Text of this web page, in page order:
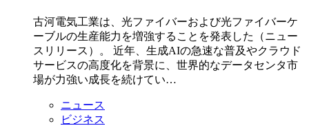
古河電気工業は、光ファイバーおよび光ファイバーケ
ーブルの生産能力を増強することを発表した（ニュー
スリリース）。 近年、生成AIの急速な普及やクラウド
サービスの高度化を背景に、世界的なデータセンタ市
場が力強い成長を続けてい…
ニュース
ビジネス